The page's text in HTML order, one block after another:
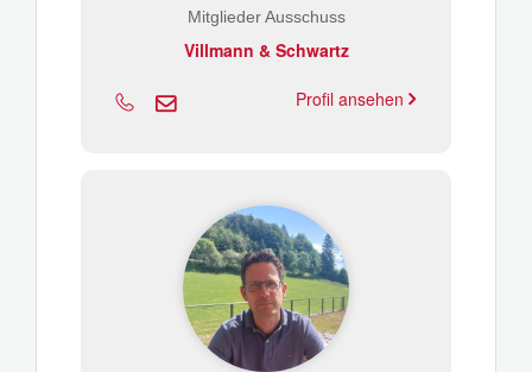
Mitglieder Ausschuss
Villmann & Schwartz
Profil ansehen